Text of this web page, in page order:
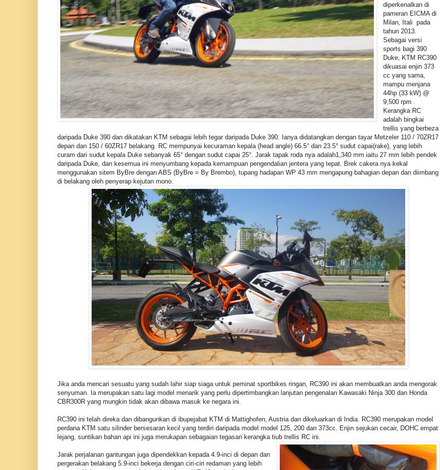
diperkenalkan di
pameran EICMA di
Milan, Itali pada
tahun 2013.
Sebagai versi
sports bagi 390
Duke, KTM RC390
dikuasai enjin 373
cc yang sama,
mampu menjana
44hp (33 kW) @
9,500 rpm .
Kerangka RC
adalah bingkai
trellis yang berbeza
daripada Duke 390 dan dikatakan KTM sebagai lebih tegar daripada Duke 390. Ianya didatangkan dengan tayar Metzeler 110 / 70ZR17
depan dan 150 / 60ZR17 belakang. RC mempunyai kecuraman kepala (head angle) 66.5° dan 23.5° sudut capai(rake), yang lebih
curam dari sudut kepala Duke sebanyak 65° dengan sudut capai 25°. Jarak tapak roda nya adalah1,340 mm iaitu 27 mm lebih pendek
daripada Duke, dan kesemua ini menyumbang kepada kemampuan pengendalian jentera yang tepat. Brek cakera nya kekal
menggunakan sitem ByBre dengan ABS (ByBre = By Brembo), tupang hadapan WP 43 mm mengapung bahagian depan dan diimbang
di belakang oleh penyerap kejutan mono.
Jika anda mencari sesuatu yang sudah lahir siap siaga untuk peminat sportbikes ringan, RC390 ini akan membuatkan anda mengorak
senyuman. Ia merupakan satu lagi model menarik yang perlu dipertimbangkan lanjutan pengenalan Kawasaki Ninja 300 dan Honda
CBR300R yang mungkin tidak akan dibawa masuk ke negara ini.
RC390 ini telah direka dan dibangunkan di ibupejabat KTM di Mattighofen, Austria dan dikeluarkan di India. RC390 merupakan model
perdana KTM satu silinder bersesaran kecil yang terdiri daripada model model 125, 200 dan 373cc. Enjin sejukan cecair, DOHC empat
lejang, suntikan bahan api ini juga merukapan sebagaian tegasan kerangka tiub trellis RC ini.
Jarak perjalanan gantungan juga dipendekkan kepada 4.9-inci di depan dan
pergerakan belakang 5.9-inci bekerja dengan ciri-ciri redaman yang lebih